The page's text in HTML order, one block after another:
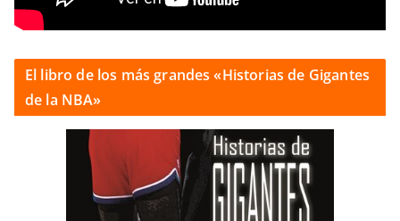
El libro de los más grandes «Historias de Gigantes
de la NBA»